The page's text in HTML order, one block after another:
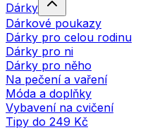
Dárky
Dárkové poukazy
Dárky pro celou rodinu
Dárky pro ni
Dárky pro něho
Na pečení a vaření
Móda a doplňky
Vybavení na cvičení
Tipy do 249 Kč